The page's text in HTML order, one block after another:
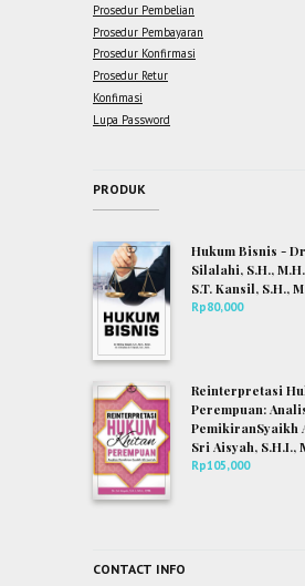
Prosedur Pembelian
Prosedur Pembayaran
Prosedur Konfirmasi
Prosedur Retur
Konfimasi
Lupa Password
PRODUK
Hukum Bisnis -
Silalahi, S.H.,
S.T. Kansil, S.H.,
Rp80,000
Reinterpretasi
Perempuan:
PemikiranSyaikh
Sri Aisyah, S.H.I.,
Rp105,000
CONTACT INFO